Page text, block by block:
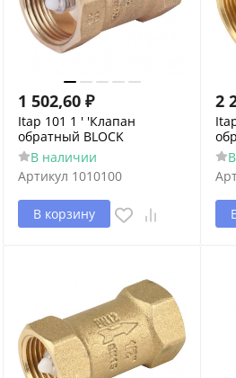
1 502,60 ₽
Itap 101 1 ' 'Клапан
обратный BLOCK
В наличии
Артикул 1010100
В корзину
2